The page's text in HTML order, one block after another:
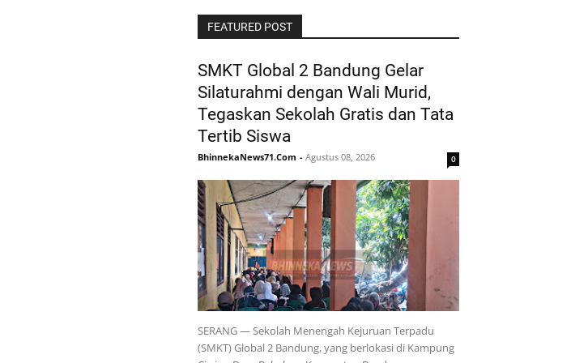
FEATURED POST
SMKT Global 2 Bandung Gelar
Silaturahmi dengan Wali Murid,
Tegaskan Sekolah Gratis dan Tata
Tertib Siswa
BhinnekaNews71.Com - Agustus 08, 2026 0
SERANG — Sekolah Menengah Kejuruan Terpadu
(SMKT) Global 2 Bandung, yang berlokasi di Kampung